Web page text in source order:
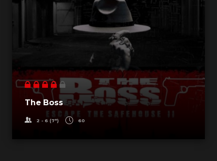
The Boss
2 - 6 (7*) 60